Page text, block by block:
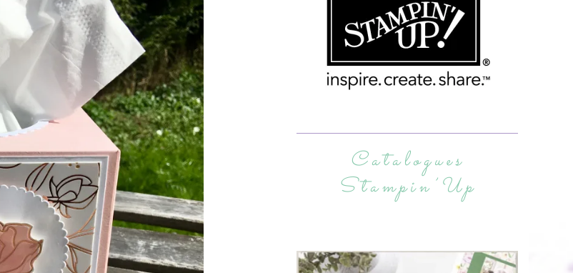
Catalogues
Stampin’Up